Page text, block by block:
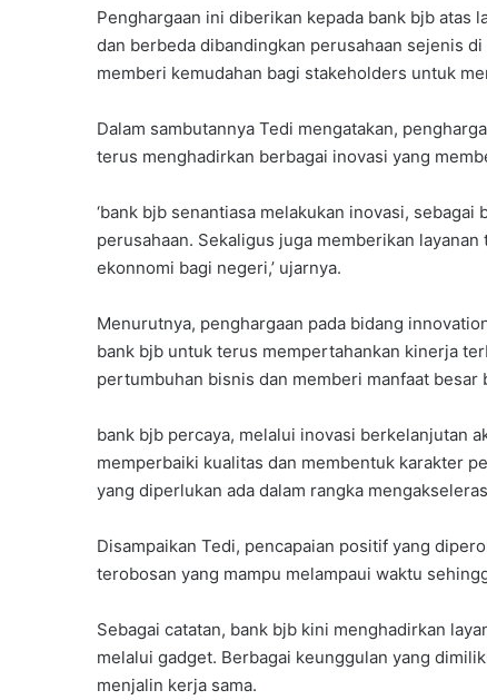
Penghargaan ini diberikan kepada bank bjb atas
dan berbeda dibandingkan perusahaan sejenis
memberi kemudahan bagi stakeholders untuk
Dalam sambutannya Tedi mengatakan,
terus menghadirkan berbagai inovasi yang
‘bank bjb senantiasa melakukan inovasi,
perusahaan. Sekaligus juga memberikan
ekonnomi bagi negeri,’ ujarnya.
Menurutnya, penghargaan pada bidang
bank bjb untuk terus mempertahankan kinerja
pertumbuhan bisnis dan memberi manfaat
bank bjb percaya, melalui inovasi berkelanjutan
memperbaiki kualitas dan membentuk karakter
yang diperlukan ada dalam rangka
Disampaikan Tedi, pencapaian positif yang
terobosan yang mampu melampaui waktu
Sebagai catatan, bank bjb kini menghadirkan
melalui gadget. Berbagai keunggulan yang
menjalin kerja sama.